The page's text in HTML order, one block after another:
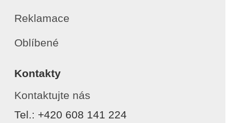
Reklamace
Oblíbené
Kontakty
Kontaktujte nás
Tel.: +420 608 141 224